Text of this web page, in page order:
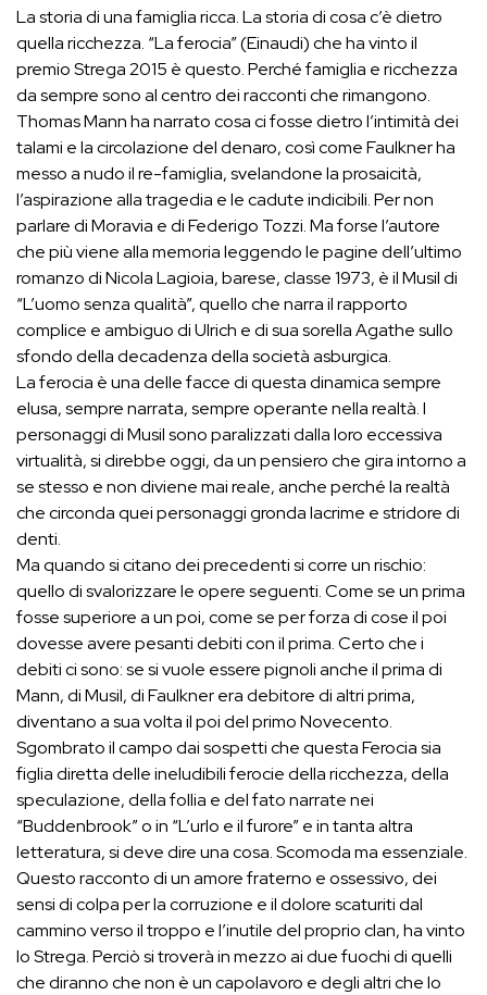
La storia di una famiglia ricca. La storia di cosa c’è dietro
quella ricchezza. “La ferocia” (Einaudi) che ha vinto il
premio Strega 2015 è questo. Perché famiglia e ricchezza
da sempre sono al centro dei racconti che rimangono.
Thomas Mann ha narrato cosa ci fosse dietro l’intimità dei
talami e la circolazione del denaro, così come Faulkner ha
messo a nudo il re-famiglia, svelandone la prosaicità,
l’aspirazione alla tragedia e le cadute indicibili. Per non
parlare di Moravia e di Federigo Tozzi. Ma forse l’autore
che più viene alla memoria leggendo le pagine dell’ultimo
romanzo di Nicola Lagioia, barese, classe 1973, è il Musil di
“L’uomo senza qualità”, quello che narra il rapporto
complice e ambiguo di Ulrich e di sua sorella Agathe sullo
sfondo della decadenza della società asburgica.
La ferocia è una delle facce di questa dinamica sempre
elusa, sempre narrata, sempre operante nella realtà. I
personaggi di Musil sono paralizzati dalla loro eccessiva
virtualità, si direbbe oggi, da un pensiero che gira intorno a
se stesso e non diviene mai reale, anche perché la realtà
che circonda quei personaggi gronda lacrime e stridore di
denti.
Ma quando si citano dei precedenti si corre un rischio:
quello di svalorizzare le opere seguenti. Come se un prima
fosse superiore a un poi, come se per forza di cose il poi
dovesse avere pesanti debiti con il prima. Certo che i
debiti ci sono: se si vuole essere pignoli anche il prima di
Mann, di Musil, di Faulkner era debitore di altri prima,
diventano a sua volta il poi del primo Novecento.
Sgombrato il campo dai sospetti che questa Ferocia sia
figlia diretta delle ineludibili ferocie della ricchezza, della
speculazione, della follia e del fato narrate nei
“Buddenbrook” o in “L’urlo e il furore” e in tanta altra
letteratura, si deve dire una cosa. Scomoda ma essenziale.
Questo racconto di un amore fraterno e ossessivo, dei
sensi di colpa per la corruzione e il dolore scaturiti dal
cammino verso il troppo e l’inutile del proprio clan, ha vinto
lo Strega. Perciò si troverà in mezzo ai due fuochi di quelli
che diranno che non è un capolavoro e degli altri che lo